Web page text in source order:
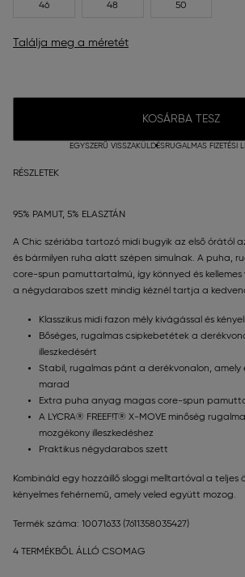
46 48 50
Találja meg a méretét
KOSÁRBA TESZ
EGYSZERŰ VISSZAKÜLDÉSRUGALMAS FIZETÉSI
RÉSZLETEK
95% PAMUT, 5% ELASZTÁN
A Chic szériába tartozó midi bugyik az első órától
és bármilyen ruha alatt szépen simulnak. A puha,
core-spun pamuttartalmú, így könnyed és kellemes
a négydarabos szett mindig kéznél tartja a
Klasszikus midi fazon mély kivágással és
Bőséges, rugalmas csipkebetétek a
illeszkedésért
Stabil, rugalmas pánt a derékvonalon, amely
marad
Extra puha anyag magas core-spun
A LYCRA® FREEF!T® X-MOVE minőség
mozgékony illeszkedéshez
Praktikus négydarabos szett
Kombináld egy hozzáillő sloggi melltartóval a teljes
kényelmes fehérnemű, amely veled együtt mozog.
Termék száma: 10071633 (7611358035427)
4 TERMÉKBŐL ÁLLÓ CSOMAG